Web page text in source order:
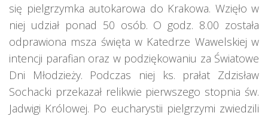
się pielgrzymka autokarowa do Krakowa. Wzięło w
niej udział ponad 50 osób. O godz. 8.00 została
odprawiona msza święta w Katedrze Wawelskiej w
intencji parafian oraz w podziękowaniu za Światowe
Dni Młodzieży. Podczas niej ks. prałat Zdzisław
Sochacki przekazał relikwie pierwszego stopnia św.
Jadwigi Królowej. Po eucharystii pielgrzymi zwiedzili